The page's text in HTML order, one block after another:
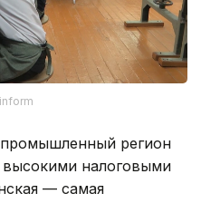
регион
налоговыми
— самая